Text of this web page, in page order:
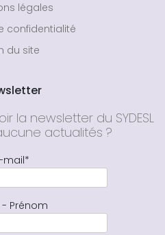
légales
confidentialité
du site
la newsletter du SYDESL
actualités ?
mail*
Prénom